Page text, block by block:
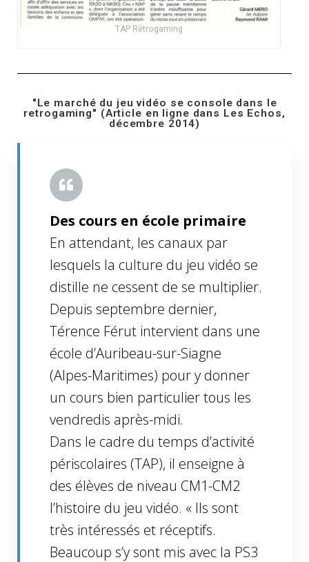
TAP Rétrogaming
"Le marché du jeu vidéo se console dans le
retrogaming" (Article en ligne dans Les Echos,
décembre 2014)
Des cours en école primaire
En attendant, les canaux par
lesquels la culture du jeu vidéo se
distille ne cessent de se multiplier.
Depuis septembre dernier,
Térence Férut intervient dans une
école d’Auribeau-sur-Siagne
(Alpes-Maritimes) pour y donner
un cours bien particulier tous les
vendredis après-midi.
Dans le cadre du temps d’activité
périscolaires (TAP), il enseigne à
des élèves de niveau CM1-CM2
l’histoire du jeu vidéo. « Ils sont
très intéressés et réceptifs.
Beaucoup s’y sont mis avec la PS3